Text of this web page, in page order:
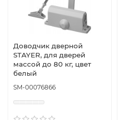
Доводчик дверной
STAYER, для дверей
массой до 80 кг, цвет
белый
SM-00076866